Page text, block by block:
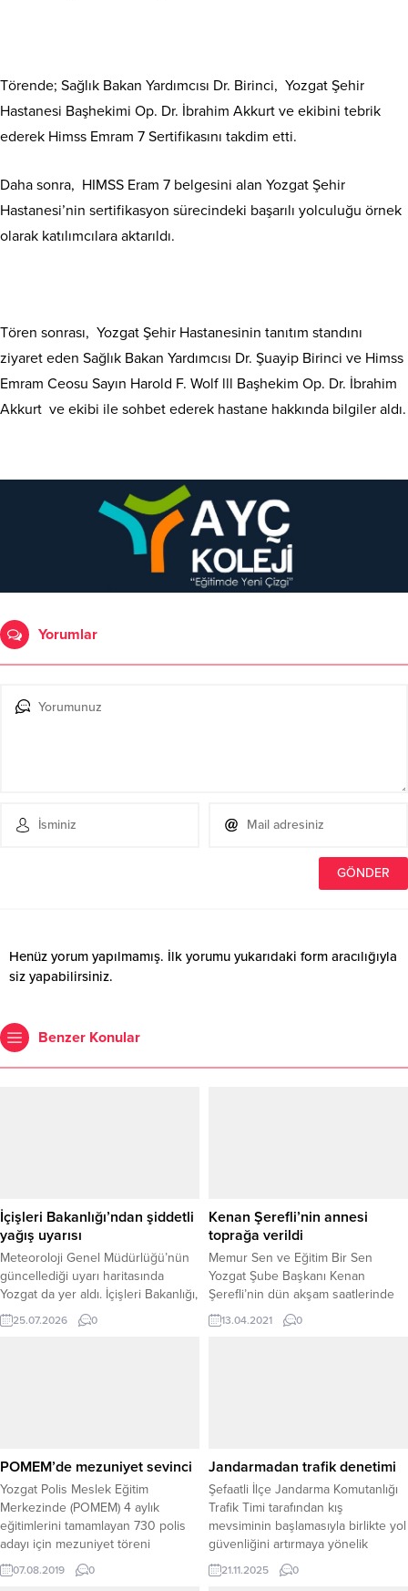
Törende; Sağlık Bakan Yardımcısı Dr. Birinci, Yozgat Şehir
Hastanesi Başhekimi Op. Dr. İbrahim Akkurt ve ekibini tebrik
ederek Himss Emram 7 Sertifikasını takdim etti.
Daha sonra, HIMSS Eram 7 belgesini alan Yozgat Şehir
Hastanesi’nin sertifikasyon sürecindeki başarılı yolculuğu örnek
olarak katılımcılara aktarıldı.
Tören sonrası, Yozgat Şehir Hastanesinin tanıtım standını
ziyaret eden Sağlık Bakan Yardımcısı Dr. Şuayip Birinci ve Himss
Emram Ceosu Sayın Harold F. Wolf lll Başhekim Op. Dr. İbrahim
Akkurt ve ekibi ile sohbet ederek hastane hakkında bilgiler aldı.
Yorumlar
Henüz yorum yapılmamış. İlk yorumu yukarıdaki form aracılığıyla
siz yapabilirsiniz.
Benzer Konular
İçişleri Bakanlığı’ndan şiddetli
yağış uyarısı
Meteoroloji Genel Müdürlüğü’nün
güncellediği uyarı haritasında
Yozgat da yer aldı. İçişleri Bakanlığı,
Cumartesi günü etkili olması
beklenen kuvvetli gök gürültülü
genelinde yerel kuvvetli gök
gürültülü sağanak yağış bekleniyor.
Güncellenen uyarının...
25.07.2026 0
Kenan Şerefli’nin annesi
toprağa verildi
Memur Sen ve Eğitim Bir Sen
Yozgat Şube Başkanı Kenan
Şerefli’nin dün akşam saatlerinde
hayatını kaybeden annesi Aniş
Şerefli, Sarıtopraklık Mezarlığında
13.04.2021 0
POMEM’de mezuniyet sevinci
Yozgat Polis Meslek Eğitim
Merkezinde (POMEM) 4 aylık
eğitimlerini tamamlayan 730 polis
adayı için mezuniyet töreni
düzenlendi.
07.08.2019 0
Jandarmadan trafik denetimi
Şefaatli İlçe Jandarma Komutanlığı
Trafik Timi tarafından kış
mevsiminin başlamasıyla birlikte yol
güvenliğini artırmaya yönelik
kapsamlı denetimler
gerçekleştirildi. İlçenin sorumluluk
21.11.2025 0